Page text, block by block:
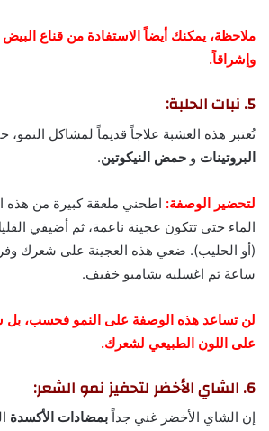
ملاحظة، يمكنك أيضاً الاستفادة من قناع
وإشراقاً.
5. نبات الحلبة:
تُعتبر هذه العشبة علاجاً قديماً لمشاكل
البروتينات و حمض النيكوتين.
لتحضير الوصفة: اطحني ملعقة كبيرة من هذه
الماء حتى تتكون عجينة ناعمة، ثم أضيفي
(أو الحليب). ضعي هذه العجينة على شعرك
ساعة ثم اغسليه بشامبو خفيف.
لن تساعد هذه الوصفة على النمو فحسب، بل
على اللون الطبيعي لشعرك.
6. الشاي الأخضر لتحفيز نمو الشعر:
إن الشاي الأخضر غني جداً بمضادات الأكسدة